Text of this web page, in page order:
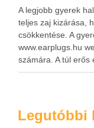
A legjobb gyerek
teljes zaj kizárása,
csökkentése. A
www.earplugs.hu
számára. A túl erős
Legutóbbi